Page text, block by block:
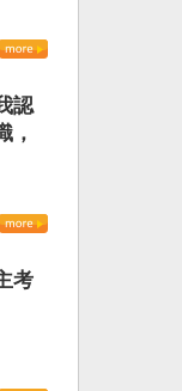
認
，
考